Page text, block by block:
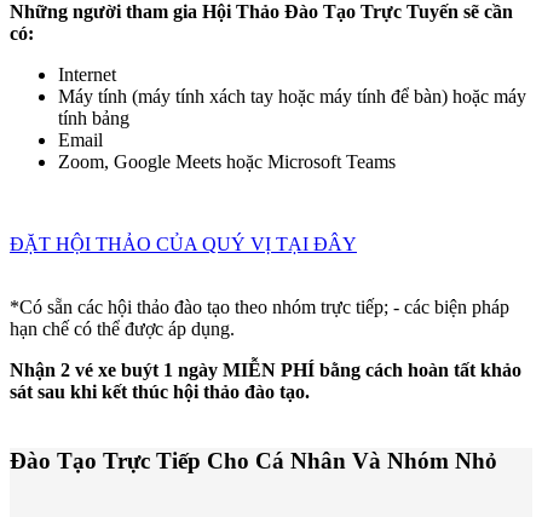
Những người tham gia Hội Thảo Đào Tạo Trực Tuyến sẽ cần
có:
Internet
Máy tính (máy tính xách tay hoặc máy tính để bàn) hoặc máy
tính bảng
Email
Zoom, Google Meets hoặc Microsoft Teams
ĐẶT HỘI THẢO CỦA QUÝ VỊ TẠI ĐÂY
*Có sẵn các hội thảo đào tạo theo nhóm trực tiếp; - các biện pháp
hạn chế có thể được áp dụng.
Nhận 2 vé xe buýt 1 ngày MIỄN PHÍ bằng cách hoàn tất khảo
sát sau khi kết thúc hội thảo đào tạo.
Đào Tạo Trực Tiếp Cho Cá Nhân Và Nhóm Nhỏ